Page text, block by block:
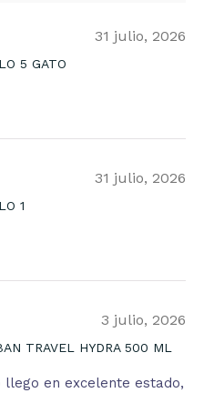
31 julio, 2026
5 GATO
31 julio, 2026
1
3 julio, 2026
TRAVEL HYDRA 500 ML
en excelente estado,